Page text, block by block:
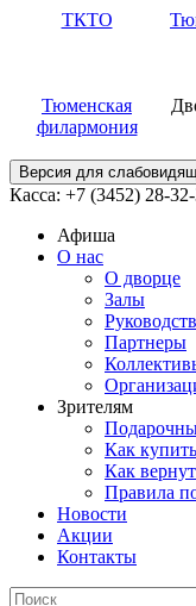
ТКТО
Тюменская
филармония
Версия для
Касса: +7 (3452) 28-
Афиша
О нас
О дворце
Залы
Партнеры
Зрителям
Как
Как
Правила
Новости
Акции
Контакты